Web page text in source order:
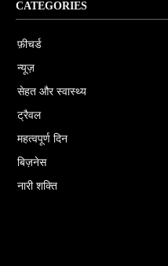
CATEGORIES
फ़ीचर्ड
न्यूज़
सेहत और स्वास्थ्य
ट्रैवल
महत्वपूर्ण दिन
बिज़नेस
नारी शक्ति